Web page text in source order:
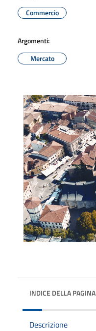
Commercio
Argomenti:
Mercato
INDICE DELLA PAGINA
Descrizione